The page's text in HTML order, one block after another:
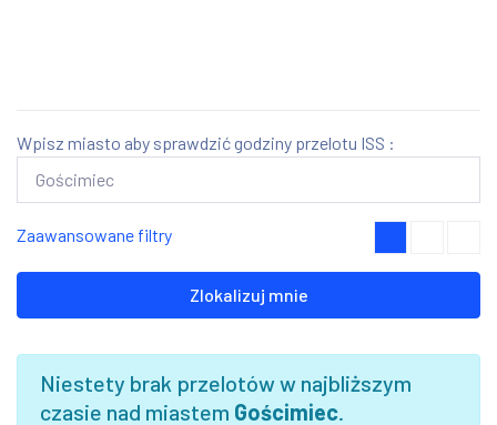
Wpisz miasto aby sprawdzić godziny przelotu ISS :
Zaawansowane filtry
Zlokalizuj mnie
Niestety brak przelotów w najbliższym
czasie nad miastem Gościmiec.